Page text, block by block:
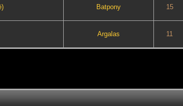
Batpony 15
Argalas 11